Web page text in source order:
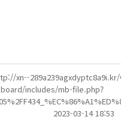
xn--289a239agxdyptc8a9i.kr/
includes/mb-file.php?
2023-03-14 18:53